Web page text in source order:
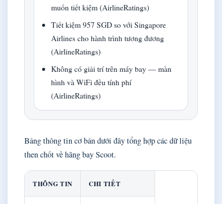
muốn tiết kiệm (AirlineRatings)
Tiết kiệm 957 SGD so với Singapore
Airlines cho hành trình tương đương
(AirlineRatings)
Không có giải trí trên máy bay — màn
hình và WiFi đều tính phí
(AirlineRatings)
Bảng thông tin cơ bản dưới đây tổng hợp các dữ liệu
then chốt về hãng bay Scoot.
THÔNG TIN CHI TIẾT